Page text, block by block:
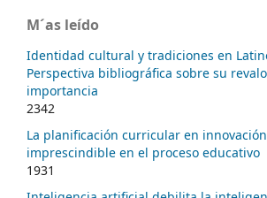
M´as leído
Identidad cultural y tradiciones en
Perspectiva bibliográfica sobre su
importancia
2342
La planificación curricular en
imprescindible en el proceso educativo
1931